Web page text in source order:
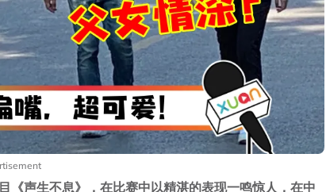
声生不息》，在比赛中以精湛的表现一鸣惊人，在中